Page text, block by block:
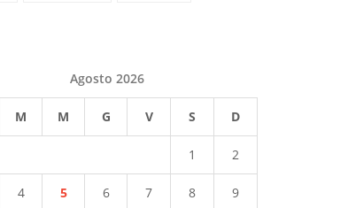
Agosto 2026
M M G V S D
1 2
4 5 6 7 8 9